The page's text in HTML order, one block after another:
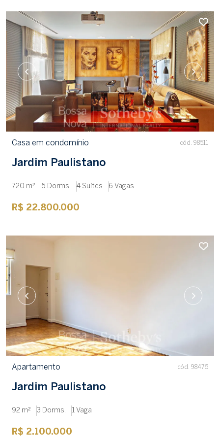
Casa em condomínio cód. 98511
Jardim Paulistano
720 m² 5 Dorms. 4 Suítes 6 Vagas
R$ 22.800.000
Apartamento cód. 98475
Jardim Paulistano
92 m² 3 Dorms. 1 Vaga
R$ 2.100.000